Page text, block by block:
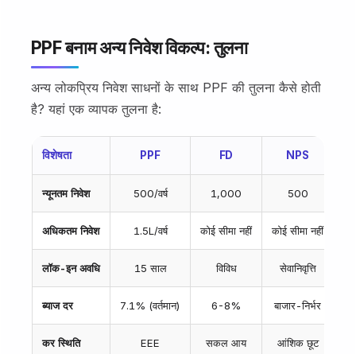
PPF बनाम अन्य निवेश विकल्प: तुलना
अन्य लोकप्रिय निवेश साधनों के साथ PPF की तुलना कैसे होती
है? यहां एक व्यापक तुलना है:
विशेषता PPF FD NPS
न्यूनतम निवेश ₹500/वर्ष ₹1,000 ₹500
अधिकतम निवेश ₹1.5L/वर्ष कोई सीमा नहीं कोई सीमा नहीं
लॉक-इन अवधि 15 साल विविध सेवानिवृत्ति
ब्याज दर 7.1% (वर्तमान) 6-8% बाजार-निर्भर
कर स्थिति EEE सकल आय आंशिक छूट